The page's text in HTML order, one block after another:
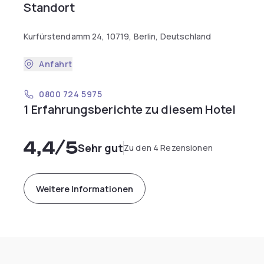
Standort
Kurfürstendamm 24, 10719, Berlin, Deutschland
Anfahrt
0800 724 5975
1 Erfahrungsberichte zu diesem Hotel
4,4/5Sehr gutZu den 4 Rezensionen
Weitere Informationen